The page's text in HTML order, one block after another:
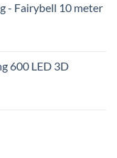
- Fairybell 10 meter
600 LED 3D